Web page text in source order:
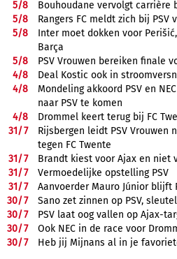
5/8
Bouhoudane vervolgt carrière
5/8
Rangers FC meldt zich bij PSV
5/8
Inter moet dokken voor
Barça
5/8
PSV Vrouwen bereiken finale
4/8
Deal Kostic ook in
4/8
Mondeling akkoord PSV en
naar PSV te komen
4/8
Drommel keert terug bij FC
31/7
Rijsbergen leidt PSV Vrouwen
tegen FC Twente
31/7
Brandt kiest voor Ajax en niet
31/7
Vermoedelijke opstelling PSV
31/7
Aanvoerder Mauro Júnior blijft
30/7
Sano zet zinnen op PSV,
30/7
PSV laat oog vallen op Ajax-
30/7
Ook NEC in de race voor
30/7 Heb jij Mijnans al in je